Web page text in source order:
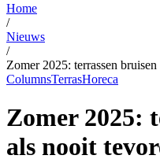
Home
/
Nieuws
/
Zomer 2025: terrassen
ColumnsTerrasHoreca
Zomer 2025:
als nooit